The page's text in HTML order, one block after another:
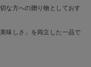
な方への贈り物としておす
味しさ」を両立した一品で